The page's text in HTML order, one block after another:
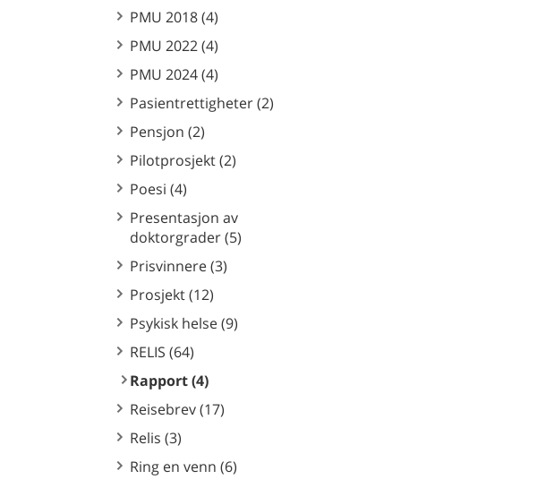
PMU 2018 (4)
PMU 2022 (4)
PMU 2024 (4)
Pasientrettigheter (2)
Pensjon (2)
Pilotprosjekt (2)
Poesi (4)
Presentasjon av
doktorgrader (5)
Prisvinnere (3)
Prosjekt (12)
Psykisk helse (9)
RELIS (64)
Rapport (4)
Reisebrev (17)
Relis (3)
Ring en venn (6)